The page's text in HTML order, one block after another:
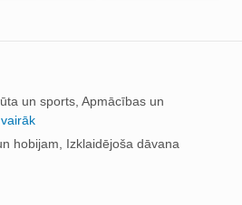
un sports, Apmācības un
vairāk
hobijam, Izklaidējoša dāvana